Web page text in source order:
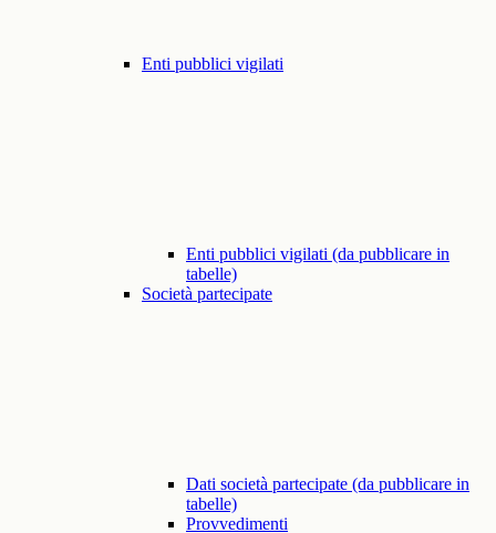
Enti pubblici vigilati
Enti pubblici vigilati (da pubblicare in
tabelle)
Società partecipate
Dati società partecipate (da pubblicare in
tabelle)
Provvedimenti